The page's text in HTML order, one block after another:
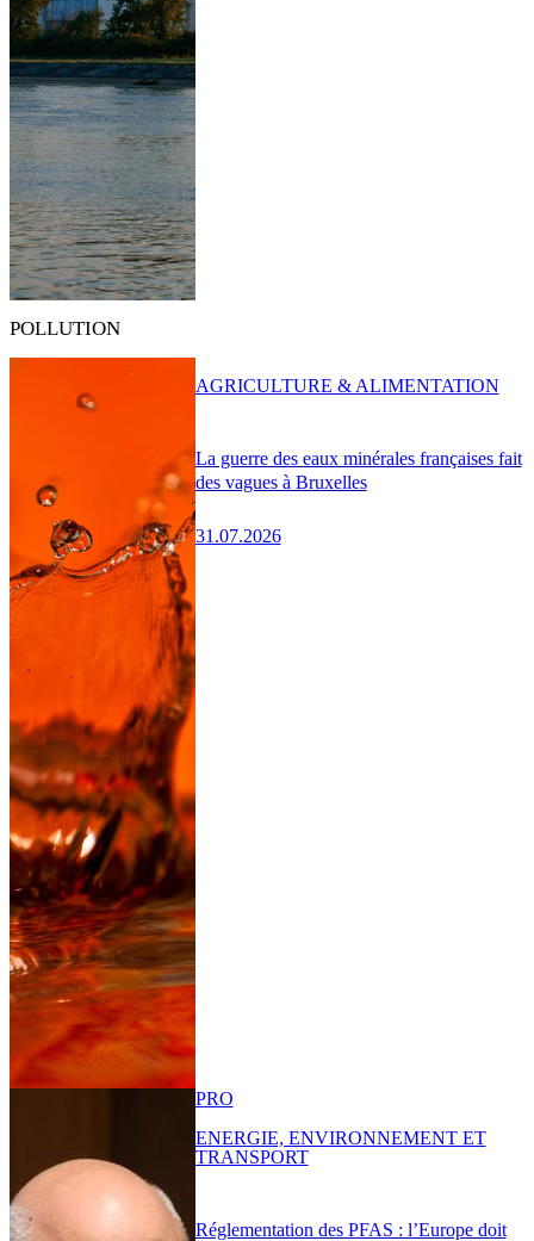
POLLUTION
La guerre des eaux minérales françaises fait
des vagues à Bruxelles
31.07.2026
AGRICULTURE & ALIMENTATION
Réglementation des PFAS : l’Europe doit
PRO
ENERGIE, ENVIRONNEMENT ET
TRANSPORT